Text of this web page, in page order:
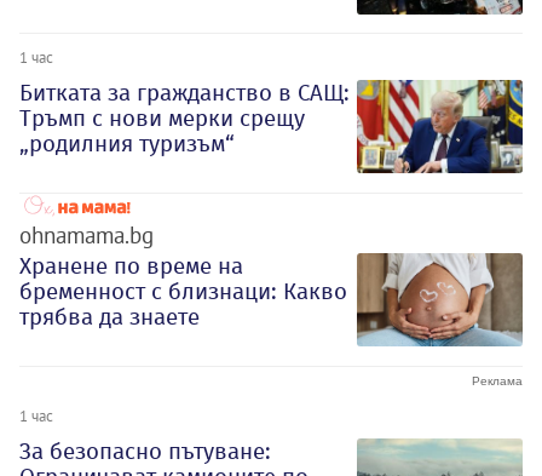
1 час
Битката за гражданство в САЩ:
Тръмп с нови мерки срещу
„родилния туризъм“
ohnamama.bg
Хранене по време на
бременност с близнаци: Какво
трябва да знаете
1 час
За безопасно пътуване: